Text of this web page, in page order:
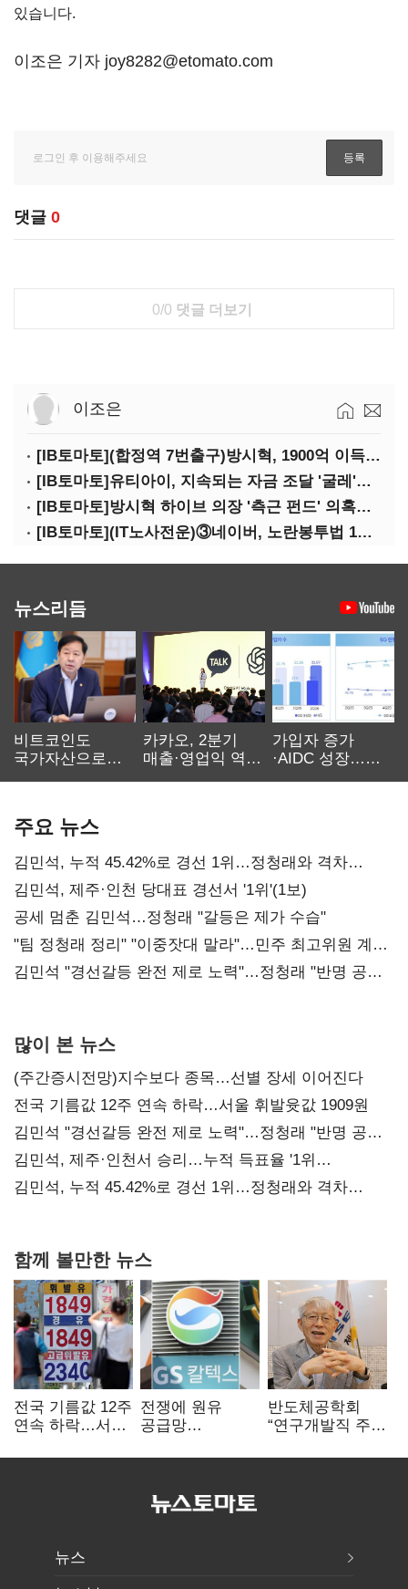
있습니다.
이조은 기자 joy8282@etomato.com
댓글 0
0/0 댓글 더보기
이조은
[IB토마토](합정역 7번출구)방시혁, 1900억 이득 논란…하이브 상장 진실은?
[IB토마토]유티아이, 지속되는 자금 조달 '굴레'…부채 리스크 고조
[IB토마토]방시혁 하이브 의장 '측근 펀드' 의혹…실상은 해외 투자 무산
[IB토마토](IT노사전운)③네이버, 노란봉투법 1호 되나…관건은 '진짜 주인'
뉴스리듬
비트코인도
국가자산으로…'
카카오, 2분기
매출·영업익 역대
가입자 증가
·AIDC 성장…
주요 뉴스
김민석, 누적 45.42%로 경선 1위…정청래와 격차
0.86%p(2보)
김민석, 제주·인천 당대표 경선서 '1위'(1보)
공세 멈춘 김민석…정청래 "갈등은 제가 수습"
"팀 정청래 정리" "이중잣대 말라"…민주 최고위원 계파
다툼 격화
김민석 "경선갈등 완전 제로 노력"…정청래 "반명 공세
많이 본 뉴스
(주간증시전망)지수보다 종목…선별 장세 이어진다
전국 기름값 12주 연속 하락…서울 휘발윳값 1909원
김민석 "경선갈등 완전 제로 노력"…정청래 "반명 공세
사과부터"
김민석, 제주·인천서 승리…누적 득표율 '1위
탈환'(종합)
김민석, 누적 45.42%로 경선 1위…정청래와 격차
함께 볼만한 뉴스
전국 기름값 12주
연속 하락…서울
전쟁에 원유
공급망
정유, 에너지안보
반도체공학회
“연구개발직 주
개선해야”
뉴스